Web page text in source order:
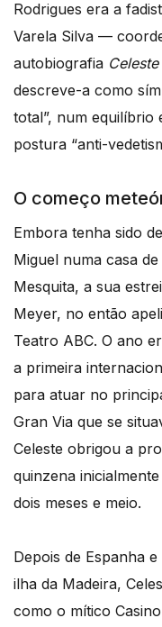
Rodrigues era a
Varela Silva —
autobiografia Celeste
descreve-a como
total”, num equilíbrio
postura “anti-
O começo
Embora tenha sido
Miguel numa casa
Mesquita, a sua
Meyer, no então
Teatro ABC. O ano
a primeira
para atuar no
Gran Via que se
Celeste obrigou a
quinzena
dois meses e meio.
Depois de Espanha
ilha da Madeira,
como o mítico